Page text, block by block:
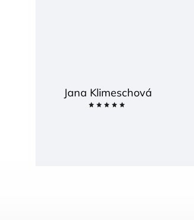
Jana Klimeschová